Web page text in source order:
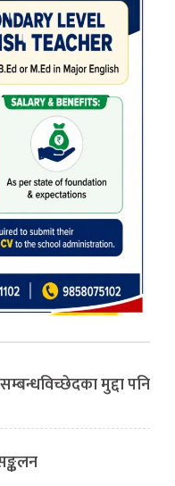
मुद्दा पनि